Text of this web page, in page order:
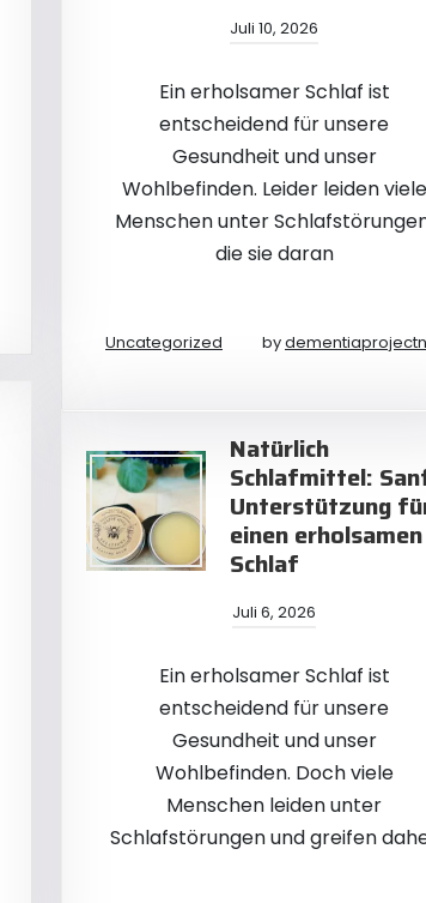
Juli 10, 2026
Ein erholsamer Schlaf ist
entscheidend für unsere
Gesundheit und unser
Wohlbefinden. Leider leiden viele
Menschen unter
die sie daran
Uncategorized by
Natürlich
Schlafmittel:
Unterstützung
einen erholsamen
Schlaf
Juli 6, 2026
Ein erholsamer Schlaf ist
entscheidend für unsere
Gesundheit und unser
Wohlbefinden. Doch viele
Menschen leiden unter
Schlafstörungen und greifen